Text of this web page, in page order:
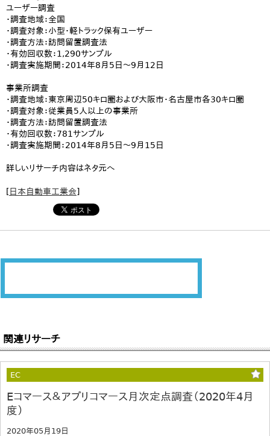
ユーザー調査
・調査地域：全国
・調査対象：小型・軽トラック保有ユーザー
・調査方法：訪問留置調査法
・有効回収数：1,290サンプル
・調査実施期間：2014年8月5日～9月12日
事業所調査
・調査地域：東京周辺50キロ圏および大阪市・名古屋市各30キロ圏
・調査対象：従業員5人以上の事業所
・調査方法：訪問留置調査法
・有効回収数：781サンプル
・調査実施期間：2014年8月5日～9月15日
詳しいリサーチ内容はネタ元へ
[日本自動車工業会]
関連リサーチ
EC
Eコマース＆アプリコマース月次定点調査（2020年4月
度）
2020年05月19日